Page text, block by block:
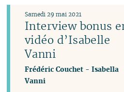
Interview bonus
vidéo d’Isabelle
Vanni
Samedi 29 mai 2021
Frédéric Couchet -Isabella
Vanni